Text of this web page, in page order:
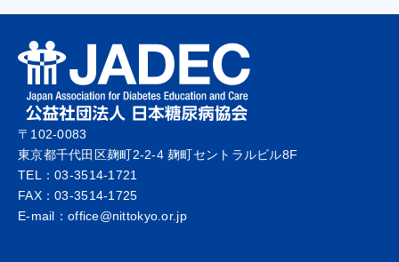
〒102-0083
東京都千代田区麹町2-2-4 麹町セントラルビル8F
TEL：03-3514-1721
FAX：03-3514-1725
E-mail：office@nittokyo.or.jp